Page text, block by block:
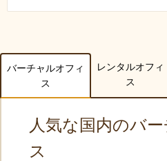
バーチャルオフィ
ス
レンタルオフィ
ス
人気な国内のバ
ス